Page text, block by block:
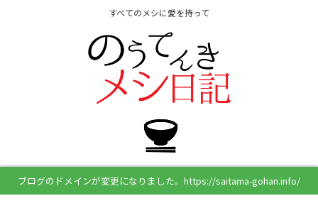
すべてのメシに愛を持って
ブログのドメインが変更になりました。https://saitama-gohan.info/